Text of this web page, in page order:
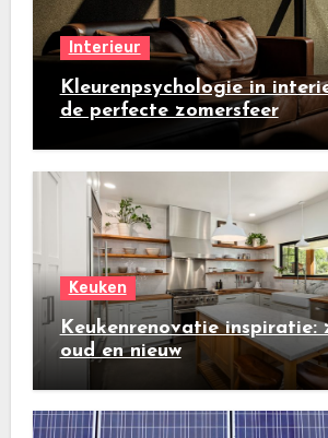
Interieur
Kleurenpsychologie in
de perfecte zomersfeer
Keuken
Keukenrenovatie inspiratie:
oud en nieuw